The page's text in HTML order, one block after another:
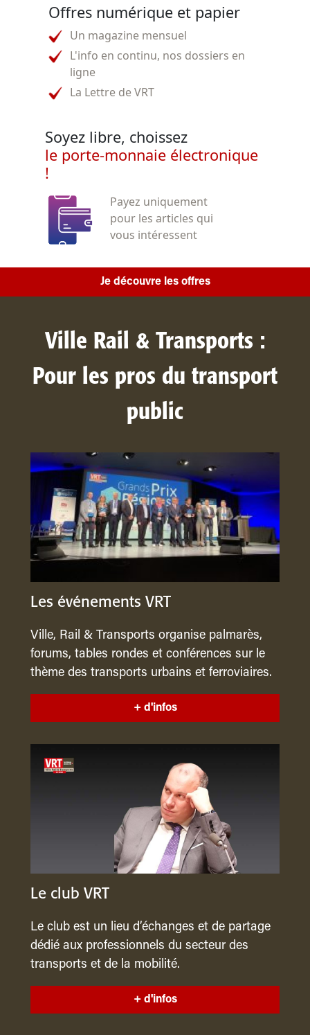
Offres numérique et papier
Un magazine mensuel
L'info en continu, nos dossiers en
ligne
La Lettre de VRT
Soyez libre, choissez
le porte-monnaie électronique
!
Payez uniquement
pour les articles qui
vous intéressent
Je découvre les offres
Ville Rail & Transports :
Pour les pros du transport
public
Les événements VRT
Ville, Rail & Transports organise palmarès,
forums, tables rondes et conférences sur le
thème des transports urbains et ferroviaires.
+ d'infos
Le club VRT
Le club est un lieu d’échanges et de partage
dédié aux professionnels du secteur des
transports et de la mobilité.
+ d'infos